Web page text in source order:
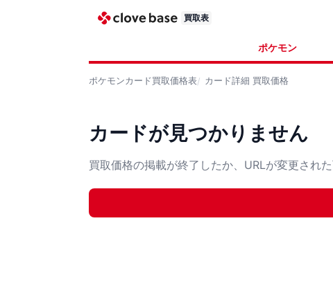
買取表
ポケモン
ポケモンカード買取価格表 カード詳細 買取価格
カードが見つかりません
買取価格の掲載が終了したか、URLが変更された